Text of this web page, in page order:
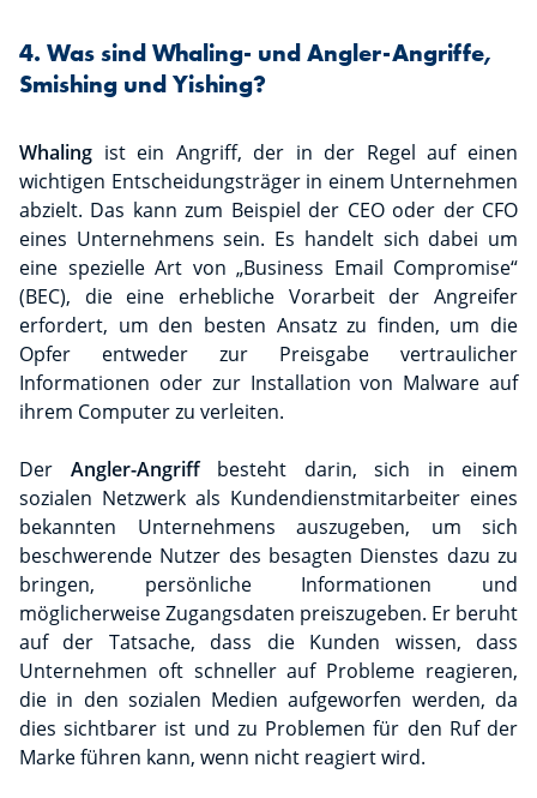
4. Was sind Whaling- und Angler-Angriffe,
Smishing und Yishing?
Whaling ist ein Angriff, der in der Regel auf einen
wichtigen Entscheidungsträger in einem Unternehmen
abzielt. Das kann zum Beispiel der CEO oder der CFO
eines Unternehmens sein. Es handelt sich dabei um
eine spezielle Art von „Business Email Compromise“
(BEC), die eine erhebliche Vorarbeit der Angreifer
erfordert, um den besten Ansatz zu finden, um die
Opfer entweder zur Preisgabe vertraulicher
Informationen oder zur Installation von Malware auf
ihrem Computer zu verleiten.
Der Angler-Angriffbesteht darin, sich in einem
sozialen Netzwerk als Kundendienstmitarbeiter eines
bekannten Unternehmens auszugeben, um sich
beschwerende Nutzer des besagten Dienstes dazu zu
bringen, persönliche Informationen und
möglicherweise Zugangsdaten preiszugeben. Er beruht
auf der Tatsache, dass die Kunden wissen, dass
Unternehmen oft schneller auf Probleme reagieren,
die in den sozialen Medien aufgeworfen werden, da
dies sichtbarer ist und zu Problemen für den Ruf der
Marke führen kann, wenn nicht reagiert wird.